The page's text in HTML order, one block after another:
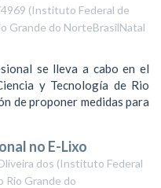
(Instituto Federal de
Grande do NorteBrasilNatal
se lleva a cabo en el
y Tecnología de Rio
de proponer medidas para
no E-Lixo
dos (Instituto Federal
Rio Grande do